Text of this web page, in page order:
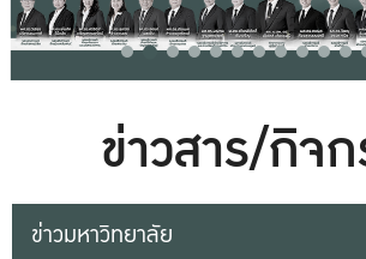
ข่าวสาร/กิจ
ข่าวมหาวิทยาลัย